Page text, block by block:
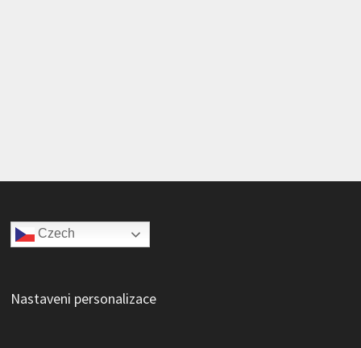
Czech
Nastaveni personalizace